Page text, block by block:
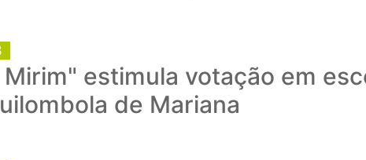
estimula votação em
de Mariana